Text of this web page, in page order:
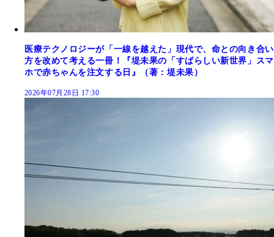
医療テクノロジーが「一線を越えた」現代で、命との向き合い
方を改めて考える一冊！『堤未果の「すばらしい新世界」スマ
ホで赤ちゃんを注文する日』（著：堤未果）
2026年07月28日 17:30